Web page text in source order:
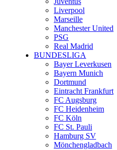
Liverpool
Marseille
Manchester United
PSG
Real Madrid
BUNDESLIGA
Bayer Leverkusen
Bayern Munich
Dortmund
Eintracht Frankfurt
FC Augsburg
FC Heidenheim
FC Köln
FC St. Pauli
Hamburg SV
Mönchengladbach